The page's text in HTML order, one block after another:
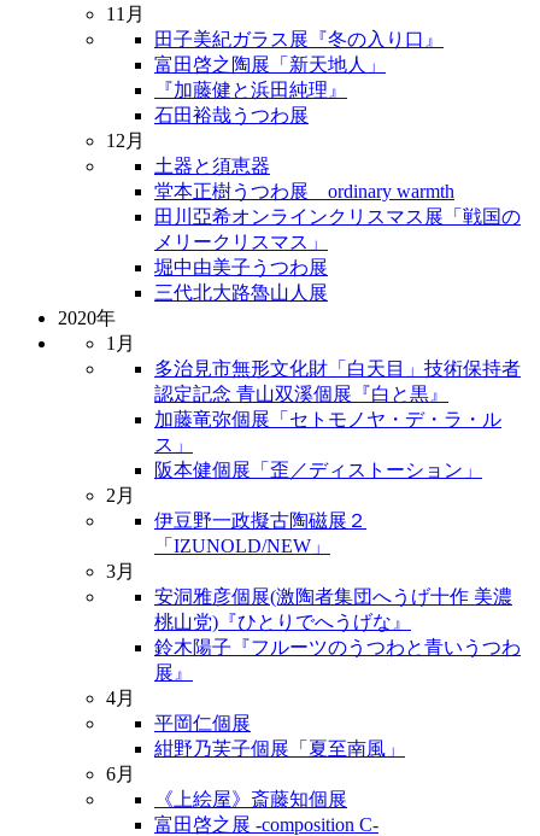
11月
田子美紀ガラス展『冬の入り口』
富田啓之陶展「新天地人」
『加藤健と浜田純理』
石田裕哉うつわ展
12月
土器と須恵器
堂本正樹うつわ展 ordinary warmth
田川亞希オンラインクリスマス展「戦国の
メリークリスマス」
堀中由美子うつわ展
三代北大路魯山人展
2020年
1月
多治見市無形文化財「白天目」技術保持者
認定記念 青山双溪個展『白と黒』
加藤竜弥個展「セトモノヤ・デ・ラ・ル
ス」
阪本健個展「歪／ディストーション」
2月
伊豆野一政擬古陶磁展２
「IZUNOLD/NEW」
3月
安洞雅彦個展(激陶者集団へうげ十作 美濃
桃山党)『ひとりでへうげな』
鈴木陽子『フルーツのうつわと青いうつわ
展』
4月
平岡仁個展
紺野乃芙子個展「夏至南風」
6月
《上絵屋》斎藤知個展
富田啓之展 -composition C-